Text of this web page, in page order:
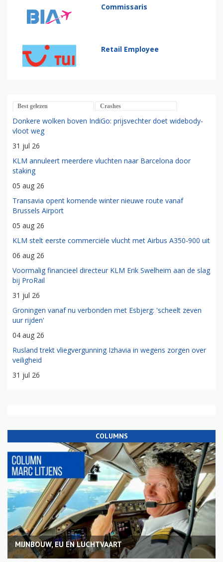
Commissaris
Retail Employee
Best gelezen Crashes
Donkere wolken boven IndiGo: prijsvechter doet widebody-
vloot weg
31 jul 26
KLM annuleert meerdere vluchten naar Barcelona door
staking
05 aug 26
Transavia opent komende winter nieuwe route vanaf
Brussels Airport
05 aug 26
KLM stelt eerste commerciële vlucht met Airbus A350-900 uit
06 aug 26
Voormalig financieel directeur KLM Erik Swelheim aan de slag
bij ProRail
31 jul 26
Groningen vanaf nu verbonden met Esbjerg: 'scheelt zeven
uur rijden'
04 aug 26
Rusland trekt vliegvergunning Izhavia in wegens zorgen over
veiligheid
31 jul 26
COLUMNS
MIJNBOUW, EU EN LUCHTVAART